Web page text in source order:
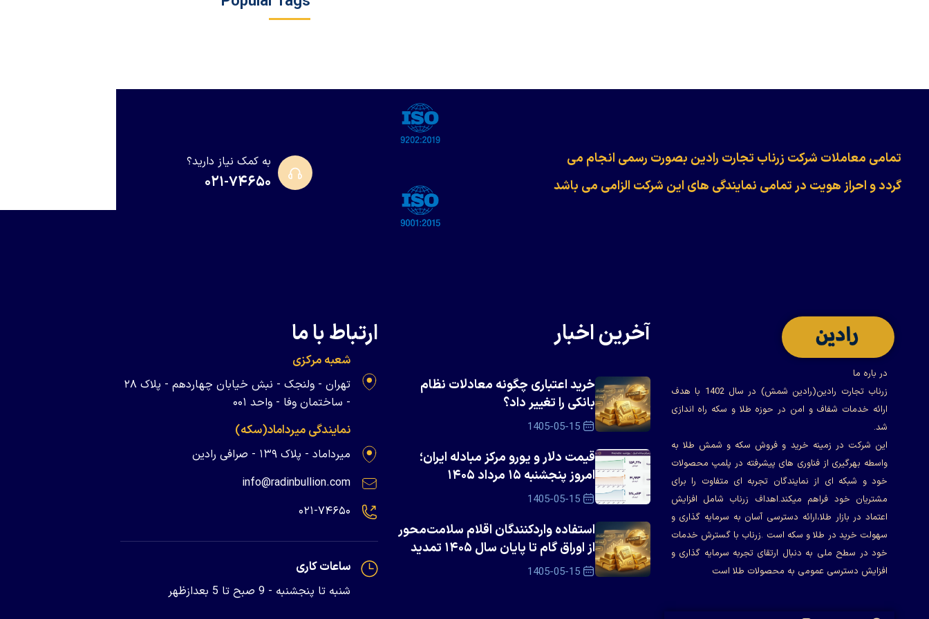
​​​​​​تمامی معاملات شرکت زرناب تجارت رادین بصورت رسمی انجام می
گردد و احراز هویت در تمامی نمایندگی های این شرکت الزامی می باشد
به کمک نیاز دارید؟
۰۲۱-۷۴۶۵۰
در باره ما
زرناب تجارت رادین(رادین شمش) در سال 1402 با هدف
ارائه خدمات شفاف و امن در حوزه طلا و سکه راه اندازی
شد.
این شرکت در زمینه خرید و فروش سکه و شمش طلا به
واسطه بهرگیری از فناوری های پیشرفته در پلمپ محصولات
خود و شبکه ای از نمایندگان تجربه ای متفاوت را برای
مشتریان خود فراهم میکند.اهداف زرناب شامل افزایش
اعتماد در بازار طلا،ارائه دسترسی آسان به سرمایه گذاری و
سهولت خرید در طلا و سکه است .زرناب با گسترش خدمات
خود در سطح ملی به دنبال ارتقای تجربه سرمایه گذاری و
افزایش دسترسی عمومی به محصولات طلا است
آخرین اخبار
خرید اعتباری چگونه معادلات نظام
بانکی را تغییر داد؟
1405-05-15
قیمت دلار و یورو مرکز مبادله ایران؛
امروز پنجشنبه ۱۵ مرداد ۱۴۰۵
1405-05-15
استفاده واردکنندگان اقلام سلامت‌محور
از اوراق گام تا پایان سال ۱۴۰۵ تمدید
شد1405-05-15
ارتباط با ما
شعبه مرکزی
تهران - ولنجک - نبش خیابان چهاردهم - پلاک ۲۸
- ساختمان وفا - واحد ۰۰۱
نمایندگی میرداماد(سکه)
میرداماد - پلاک ۱۳۹ - صرافی رادین
info@radinbullion.com
۰۲۱-۷۴۶۵۰
ساعات کاری
شنبه تا پنجشنبه - 9 صبح تا 5 بعدازظهر